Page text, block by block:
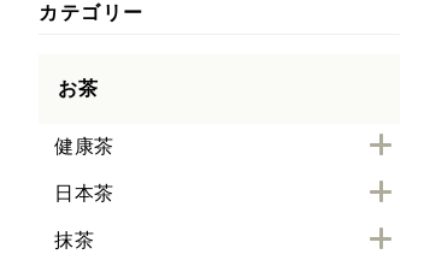
カテゴリー
お茶
健康茶
日本茶
抹茶